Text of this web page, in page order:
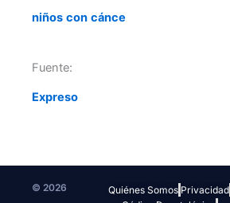
niños con cánce
Fuente:
Expreso
© 2026
Quiénes Somos Privacidad